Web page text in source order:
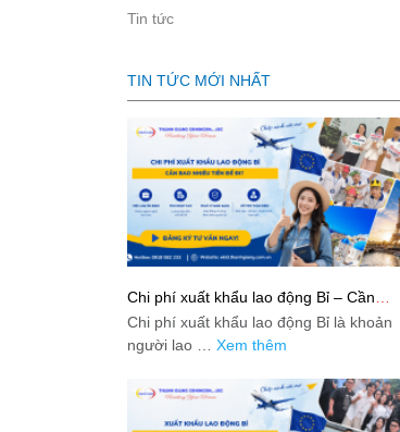
Tin tức
TIN TỨC MỚI NHẤT
Chi phí xuất khẩu lao động Bỉ – Cần
bao nhiêu tiền để đi?
Chi phí xuất khẩu lao động Bỉ là khoản
người lao … Xem thêm